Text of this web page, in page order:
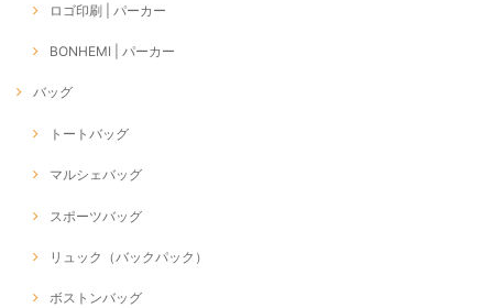
ロゴ印刷 | パーカー
BONHEMI | パーカー
バッグ
トートバッグ
マルシェバッグ
スポーツバッグ
リュック（バックパック）
ボストンバッグ